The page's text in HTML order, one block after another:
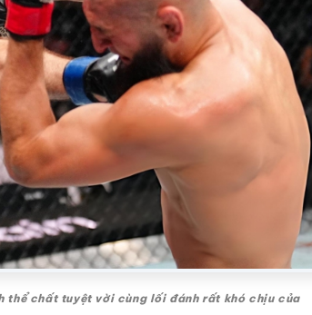
thể chất tuyệt vời cùng lối đánh rất khó chịu của